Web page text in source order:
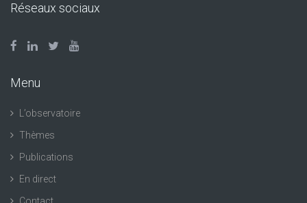
Réseaux sociaux
Menu
L’observatoire
Thèmes
Publications
En direct